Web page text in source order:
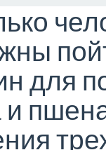
для
и